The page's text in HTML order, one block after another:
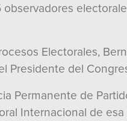
Electorales,
Presidente del
Permanente de
Internacional de